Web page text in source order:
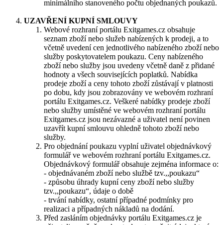
minimálního stanoveného počtu objednaných poukazů.
UZAVŘENÍ KUPNÍ SMLOUVY
Webové rozhraní portálu Exitgames.cz obsahuje
seznam zboží nebo služeb nabízených k prodeji, a to
včetně uvedení cen jednotlivého nabízeného zboží nebo
služby poskytovatelem poukazu. Ceny nabízeného
zboží nebo služby jsou uvedeny včetně daně z přidané
hodnoty a všech souvisejících poplatků. Nabídka
prodeje zboží a ceny tohoto zboží zůstávají v platnosti
po dobu, kdy jsou zobrazovány ve webovém rozhraní
portálu Exitgames.cz. Veškeré nabídky prodeje zboží
nebo služby umístěné ve webovém rozhraní portálu
Exitgames.cz jsou nezávazné a uživatel není povinen
uzavřít kupní smlouvu ohledně tohoto zboží nebo
služby.
Pro objednání poukazu vyplní uživatel objednávkový
formulář ve webovém rozhraní portálu Exitgames.cz.
Objednávkový formulář obsahuje zejména informace o:
- objednávaném zboží nebo službě tzv.,,poukazu“
- způsobu úhrady kupní ceny zboží nebo služby
tzv.,,poukazu“, údaje o době
- trvání nabídky, ostatní případné podmínky pro
realizaci a případných nákladů na dodání.
Před zasláním objednávky portálu Exitgames.cz je